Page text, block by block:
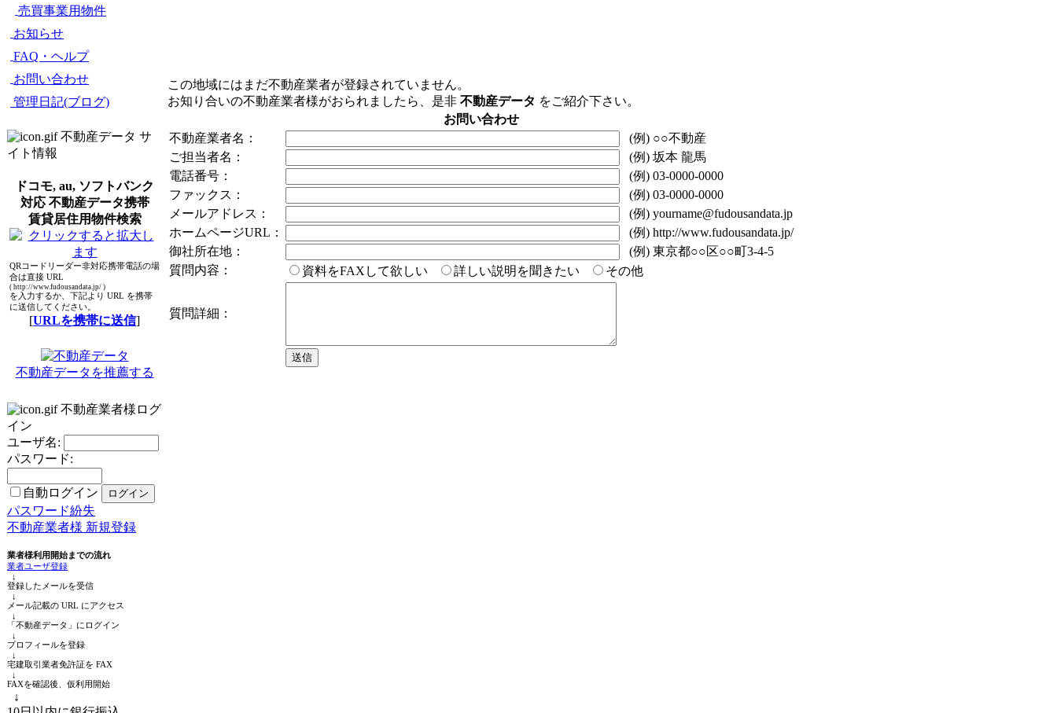
売買事業用物件
お知らせ
FAQ・ヘルプ
お問い合わせ
管理日記(ブログ)
不動産データ サ
イト情報
ドコモ, au, ソフトバンク
対応 不動産データ携帯
賃貸居住用物件検索
QRコードリーダー非対応携帯電話の場
合は直接 URL
( http://www.fudousandata.jp/ )
を入力するか、下記より URL を携帯
に送信してください。
[URLを携帯に送信]
不動産データを推薦する
不動産業者様ログ
イン
ユーザ名:
パスワード:
自動ログイン
パスワード紛失
不動産業者様 新規登録
業者様利用開始までの流れ
業者ユーザ登録
↓
登録したメールを受信
↓
メール記載の URL にアクセス
↓
「不動産データ」にログイン
↓
プロフィールを登録
↓
宅建取引業者免許証を FAX
↓
FAXを確認後、仮利用開始
↓
この地域にはまだ不動産業者が登録されていません。
お知り合いの不動産業者様がおられましたら、是非 不動産データ をご紹介下さい。
お問い合わせ
不動産業者名：
(例) ○○不動産
ご担当者名：
(例) 坂本 龍馬
電話番号：
(例) 03-0000-0000
ファックス：
(例) 03-0000-0000
メールアドレス：
(例) yourname@fudousandata.jp
ホームページURL：
(例) http://www.fudousandata.jp/
御社所在地：
(例) 東京都○○区○○町3-4-5
質問内容：
資料をFAXして欲しい 詳しい説明を聞きたい その他
質問詳細：